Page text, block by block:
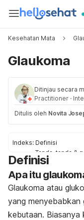
Kesehatan Mata
Glaukoma
Ditinjau secara
Practitioner ·
Ditulis oleh Novita
Indeks: Definisi
Tanda-tanda &
Penyebab
Faktor-faktor
Diagnosis dan
Pengobatan di
Definisi
Apa itu
Glaukoma atau
yang menyebabkan
kebutaan. Biasanya